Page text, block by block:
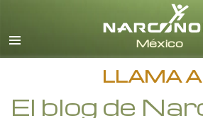
Todas
LLAMA
El blog de